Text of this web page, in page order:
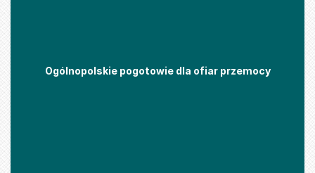
Ogólnopolskie pogotowie dla ofiar przemocy